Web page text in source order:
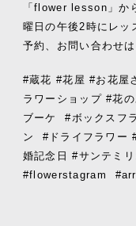
「flower lesson」か
曜日の午後2時にレッ
予約、お問い合わせ
#蔵花 #花屋 #お花屋
ラワーショップ #花
ブーケ
#ボックスフ
ン
#ドライフラワー
婚記念日 #サンテミ
#flowerstagram